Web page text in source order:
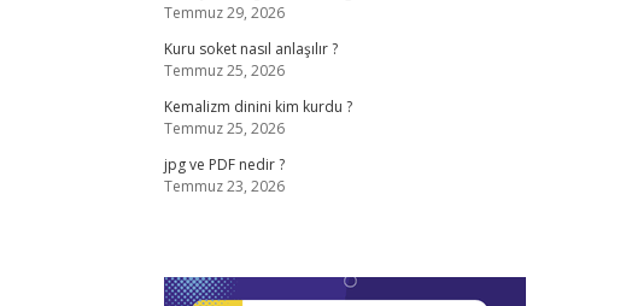
Temmuz 29, 2026
Kuru soket nasıl anlaşılır ?
Temmuz 25, 2026
Kemalizm dinini kim kurdu ?
Temmuz 25, 2026
jpg ve PDF nedir ?
Temmuz 23, 2026